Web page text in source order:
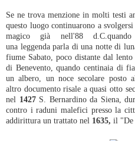
Se ne trova menzione in molti testi
questo luogo continuarono a
magico già nell'88
una leggenda parla di una notte di
fiume Sabato, poco distante dal
di Benevento, quando centinaia di
un albero, un noce secolare posto
altro documento risale a quasi otto
nel 1427 S. Bernardino da Siena,
contro i raduni malefici presso la
addirittura un trattato nel 1635, il "De